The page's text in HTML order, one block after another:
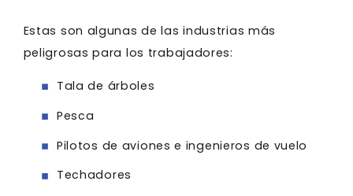
Estas son algunas de las industrias más
peligrosas para los trabajadores:
Tala de árboles
Pesca
Pilotos de aviones e ingenieros de vuelo
Techadores